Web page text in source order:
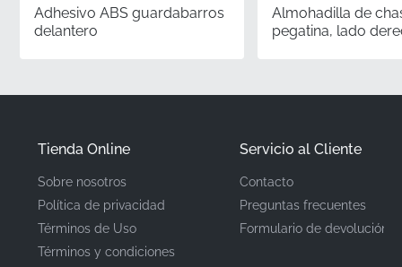
✅Herramientas OEM:Cada raya se corta utilizando
troqueles de fábrica originales, lo que garantiza que la
4015, obtenida directamente del fabricante para
calidad de grado de fábrica.
Número de pieza
Adhesivo ABS guardabarros
delantero
Almohadilla de
pegatina, lado
Tienda Online
Sobre nosotros
Política de privacidad
Términos de Uso
Términos y condiciones
Servicio al Cliente
Contacto
Preguntas frecuentes
Formulario de devolución